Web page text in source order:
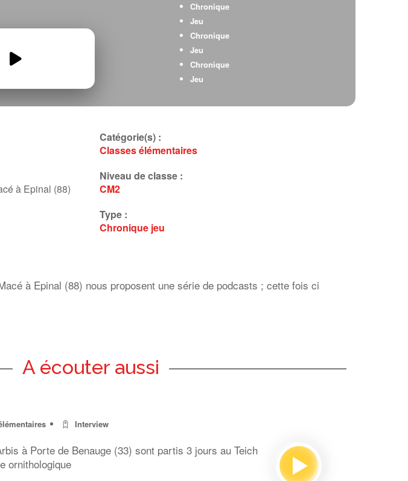
03-foot.mp3
Chronique
Jeu
Chronique
Jeu
Chronique
Jeu
à Epinal (88)
Catégorie(s) :
Classes élémentaires
Niveau de classe :
CM2
Type :
Chronique jeu
à Epinal (88) nous proposent une série de podcasts ; cette fois ci
A écouter aussi
Interview
à Porte de Benauge (33) sont partis 3 jours au Teich
ornithologique